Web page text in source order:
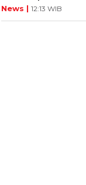
Istana Negara
News | 12:13 WIB